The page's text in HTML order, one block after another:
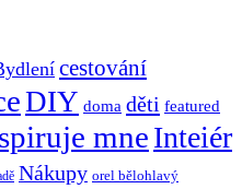
cestování
DIY doma děti featured
mneInteiér
Nákupy orel bělohlavý